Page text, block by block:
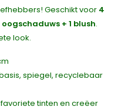
Geschikt voor 4
oogschaduws + 1 blush.
look.
spiegel, recyclebaar
tinten en creëer